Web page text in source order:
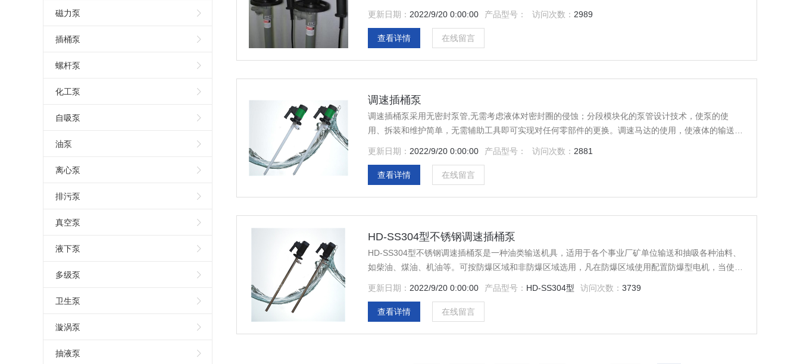
磁力泵
插桶泵
螺杆泵
化工泵
自吸泵
油泵
离心泵
排污泵
真空泵
液下泵
多级泵
卫生泵
漩涡泵
抽液泵
更新日期： 2022/9/20 0:00:00 产品型号： 访问次数： 2989
查看详情 在线留言
调速插桶泵
调速插桶泵采用无密封泵管,无需考虑液体对密封圈的侵蚀；分段模块化的泵管设计技术，使泵的使
用、拆装和维护简单，无需辅助工具即可实现对任何零部件的更换。调速马达的使用，使液体的输送流
更新日期： 2022/9/20 0:00:00 产品型号： 访问次数： 2881
查看详情 在线留言
HD-SS304型不锈钢调速插桶泵
HD-SS304型不锈钢调速插桶泵是一种油类输送机具，适用于各个事业厂矿单位输送和抽吸各种油料、
如柴油、煤油、机油等。可按防爆区域和非防爆区域选用，凡在防爆区域使用配置防爆型电机，当使用
更新日期： 2022/9/20 0:00:00 产品型号： HD-SS304型 访问次数： 3739
查看详情 在线留言